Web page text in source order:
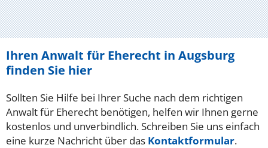
Ihren Anwalt für Eherecht in Augsburg
finden Sie hier
Sollten Sie Hilfe bei Ihrer Suche nach dem richtigen
Anwalt für Eherecht benötigen, helfen wir Ihnen gerne
kostenlos und unverbindlich. Schreiben Sie uns einfach
eine kurze Nachricht über das Kontaktformular.